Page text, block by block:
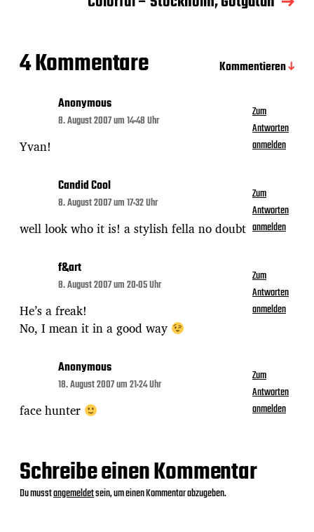
4 Kommentare
Kommentieren
Anonymous
8. August 2007 um 14:48 Uhr
Yvan!
Zum
Antworten
anmelden
Candid Cool
8. August 2007 um 17:32 Uhr
well look who it is! a stylish fella no doubt
Zum
Antworten
anmelden
f&art
8. August 2007 um 20:05 Uhr
He’s a freak!
No, I mean it in a good way
Zum
Antworten
anmelden
Anonymous
18. August 2007 um 21:24 Uhr
face hunter
Zum
Antworten
anmelden
Schreibe einen Kommentar
Du musstangemeldetsein, um einen Kommentar abzugeben.